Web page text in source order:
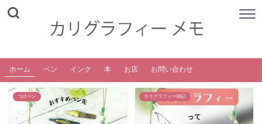
ホーム ペン インク 本 お店 お問い合わせ
つけペン カリグラフィー雑記